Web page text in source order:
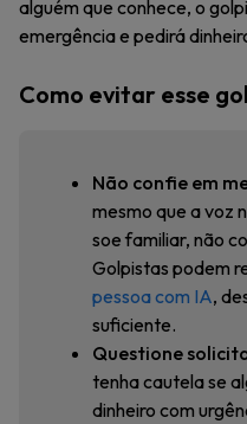
alguém que conhece, o
emergência e pedirá
Como evitar esse
Não confie em
mesmo que a voz
soe familiar, não
Golpistas podem
pessoa com IA,
suficiente.
Questione
tenha cautela se
dinheiro com